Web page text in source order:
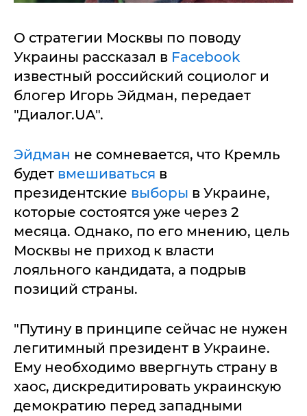
О стратегии Москвы по поводу
Украины рассказал в Facebook
известный российский социолог и
блогер Игорь Эйдман, передает
"Диалог.UA".
Эйдман не сомневается, что Кремль
будет вмешиваться в
президентские выборы в Украине,
которые состоятся уже через 2
месяца. Однако, по его мнению, цель
Москвы не приход к власти
лояльного кандидата, а подрыв
позиций страны.
"Путину в принципе сейчас не нужен
легитимный президент в Украине.
Ему необходимо ввергнуть страну в
хаос, дискредитировать украинскую
демократию перед западными